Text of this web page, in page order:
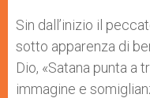
Sin dall’inizio il
sotto apparenza di
Dio, «Satana punta a
immagine e